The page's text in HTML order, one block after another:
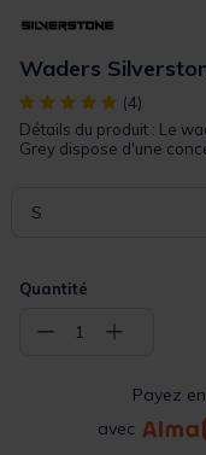
Waders
[object Object] out of 5
(4)
Détails du produit : Le
Grey dispose d'une
S
Quantité
− 1 +
Payez en
avec